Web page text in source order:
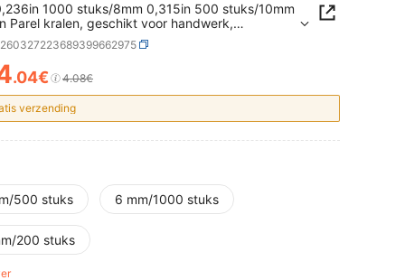
1000 stuks/8mm 0,315in 500 stuks/10mm
Parel kralen, geschikt voor handwerk,
maten, 6/8/10/mm, imitatie parel kralen
kunnen worden gebruikt om sieraden,
kettingen, haarschmuck, decoraties,
te maken
AND AVAILABILITY
.04€ 4.08€
verzending
500 stuks 6 mm/1000 stuks
200 stuks